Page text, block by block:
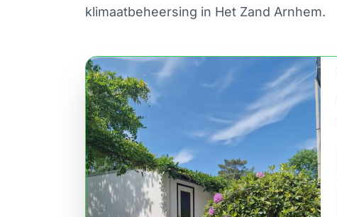
klimaatbeheersing in Het Zand Arnhem.